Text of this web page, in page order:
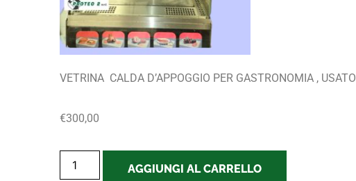
VETRINA CALDA D’APPOGGIO PER GASTRONOMIA , USATO
€300,00
AGGIUNGI AL CARRELLO